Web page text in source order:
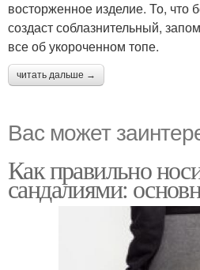
восторженное изделие. То, что
создаст соблазнительный,
все об укороченном топе.
читать дальше →
Вас может
Как правильно
сандалиями: